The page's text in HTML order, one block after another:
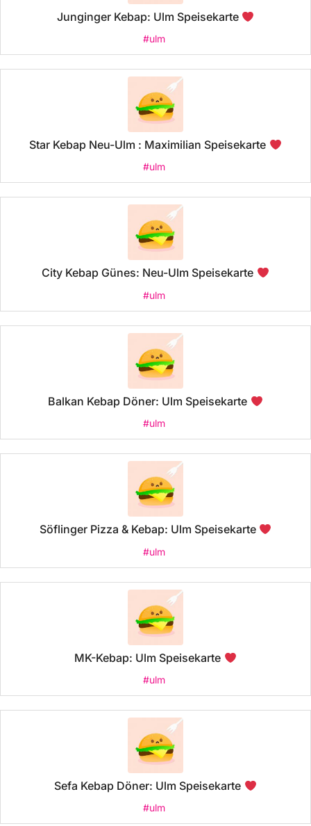
Junginger Kebap: Ulm Speisekarte
#ulm
Star Kebap Neu-Ulm : Maximilian Speisekarte
#ulm
City Kebap Günes: Neu-Ulm Speisekarte
#ulm
Balkan Kebap Döner: Ulm Speisekarte
#ulm
Söflinger Pizza & Kebap: Ulm Speisekarte
#ulm
MK-Kebap: Ulm Speisekarte
#ulm
Sefa Kebap Döner: Ulm Speisekarte
#ulm